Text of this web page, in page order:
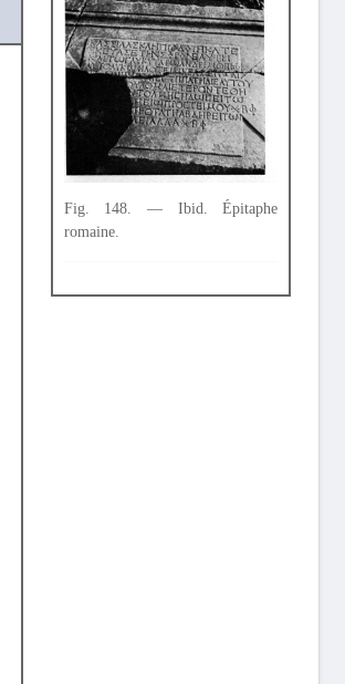
Fig. 148. — Ibid. Épitaphe
romaine.